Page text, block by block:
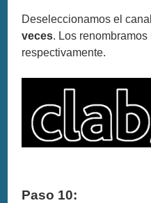
Deseleccionamos el
veces. Los renombramos
respectivamente.
Paso 10: